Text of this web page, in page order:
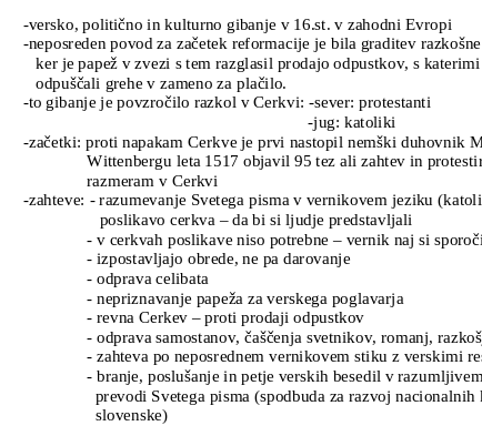
-versko, politično in kulturno gibanje v 16.st. v zahodni Evropi
-neposreden povod za začetek reformacije je bila graditev
ker je papež v zvezi s tem razglasil prodajo odpustkov, s
odpuščali grehe v zameno za plačilo.
-to gibanje je povzročilo razkol v Cerkvi: -sever: protestanti
                                                                   -jug: katoliki
-začetki: proti napakam Cerkve je prvi nastopil nemški duhovnik
Wittenbergu leta 1517 objavil 95 tez ali zahtev in
razmeram v Cerkvi
-zahteve: - razumevanje Svetega pisma v vernikovem jeziku
                  poslikavo cerkva – da bi si ljudje predstavljali
- v cerkvah poslikave niso potrebne – vernik naj si
               - izpostavljajo obrede, ne pa darovanje
               - odprava celibata
               - nepriznavanje papeža za verskega poglavarja
               - revna Cerkev – proti prodaji odpustkov
- odprava samostanov, čaščenja svetnikov, romanj,
- zahteva po neposrednem vernikovem stiku z verskimi
- branje, poslušanje in petje verskih besedil v
prevodi Svetega pisma (spodbuda za razvoj nacionalnih
                 slovenske)